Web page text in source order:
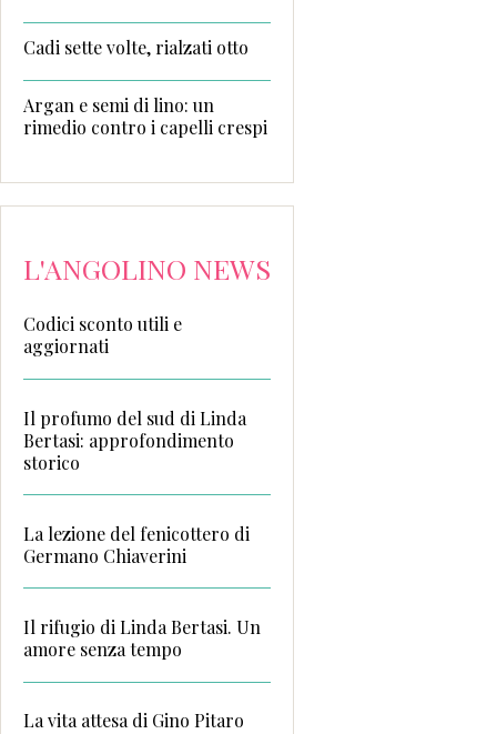
Cadi sette volte, rialzati otto
Argan e semi di lino: un
rimedio contro i capelli crespi
L'ANGOLINO NEWS
Codici sconto utili e
aggiornati
Il profumo del sud di Linda
Bertasi: approfondimento
storico
La lezione del fenicottero di
Germano Chiaverini
Il rifugio di Linda Bertasi. Un
amore senza tempo
La vita attesa di Gino Pitaro